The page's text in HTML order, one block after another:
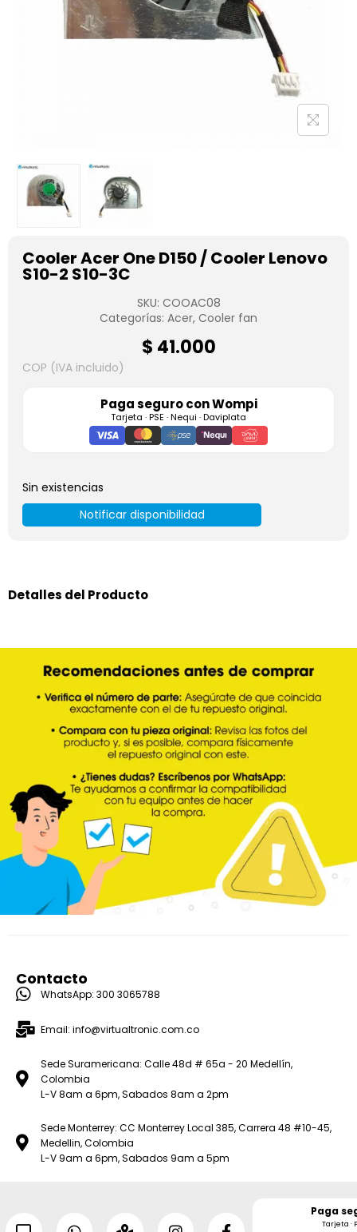
Cooler Acer One D150 / Cooler Lenovo
S10-2 S10-3C
SKU: COOAC08
Categorías: Acer, Cooler fan
$ 41.000
COP (IVA incluido)
Paga seguro conWompi
Tarjeta · PSE · Nequi · Daviplata
Sin existencias
Notificar disponibilidad
Detalles del Producto
Contacto
WhatsApp: 300 3065788
Email: info@virtualtronic.com.co
Sede Suramericana: Calle 48d # 65a - 20 Medellín,
Colombia
L-V 8am a 6pm, Sabados 8am a 2pm
Sede Monterrey: CC Monterrey Local 385, Carrera 48 #10-45,
Medellin, Colombia
L-V 9am a 6pm, Sabados 9am a 5pm
Paga
Tarjeta ·